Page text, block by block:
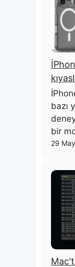
bazı
bir
29